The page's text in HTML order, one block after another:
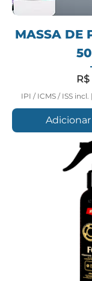
MASSA DE
R$
IPI / ICMS / ISS incl. |